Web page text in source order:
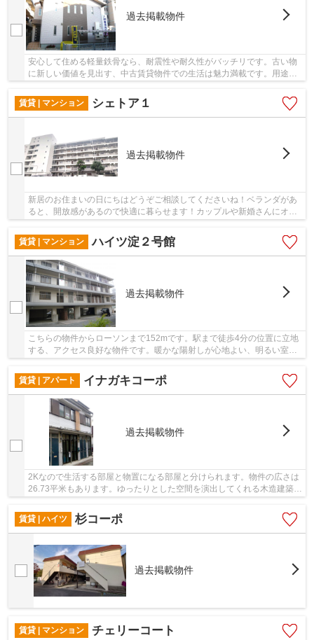
過去掲載物件
安心して住める軽量鉄骨なら、耐震性や耐久性がバッチリです。古い物
に新しい価値を見出す、中古賃貸物件での生活は魅力満載です。用途に
賃貸 | マンション
シェトア１
過去掲載物件
新居のお住まいの日にちはどうぞご相談してくださいね！ベランダがあ
ると、開放感があるので快適に暮らせます！カップルや新婚さんにオス
賃貸 | マンション
ハイツ淀２号館
過去掲載物件
こちらの物件からローソンまで152mです。駅まで徒歩4分の位置に立地
する、アクセス良好な物件です。暖かな陽射しが心地よい、明るい室内
賃貸 | アパート
イナガキコーポ
過去掲載物件
2Kなので生活する部屋と物置になる部屋と分けられます。物件の広さは
26.73平米もあります。ゆったりとした空間を演出してくれる木造建築物
賃貸 | ハイツ
杉コーポ
過去掲載物件
賃貸 | マンション チェリーコート